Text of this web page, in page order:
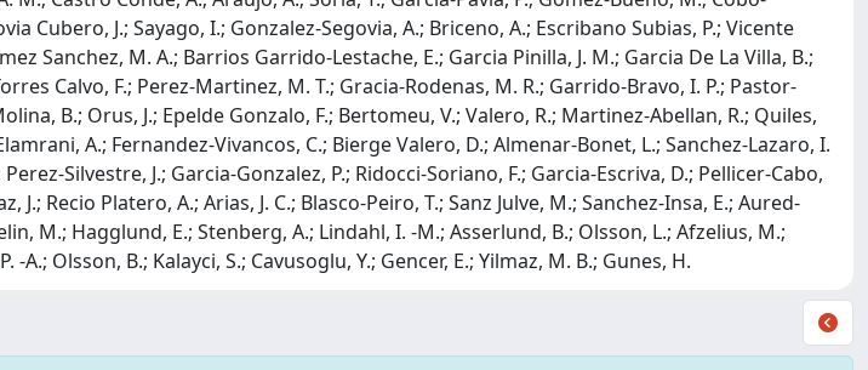
Cubero, J.; Sayago, I.; Gonzalez-Segovia, A.; Briceno, A.; Escribano Subias, P.; Vicente
Sanchez, M. A.; Barrios Garrido-Lestache, E.; Garcia Pinilla, J. M.; Garcia De La Villa, B.;
Calvo, F.; Perez-Martinez, M. T.; Gracia-Rodenas, M. R.; Garrido-Bravo, I. P.; Pastor-
B.; Orus, J.; Epelde Gonzalo, F.; Bertomeu, V.; Valero, R.; Martinez-Abellan, R.; Quiles,
A.; Fernandez-Vivancos, C.; Bierge Valero, D.; Almenar-Bonet, L.; Sanchez-Lazaro, I.
Silvestre, J.; Garcia-Gonzalez, P.; Ridocci-Soriano, F.; Garcia-Escriva, D.; Pellicer-Cabo,
J.; Recio Platero, A.; Arias, J. C.; Blasco-Peiro, T.; Sanz Julve, M.; Sanchez-Insa, E.; Aured-
M.; Hagglund, E.; Stenberg, A.; Lindahl, I. -M.; Asserlund, B.; Olsson, L.; Afzelius, M.;
-A.; Olsson, B.; Kalayci, S.; Cavusoglu, Y.; Gencer, E.; Yilmaz, M. B.; Gunes, H.